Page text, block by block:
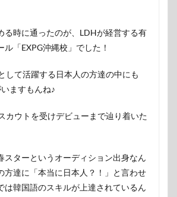
る時に通ったのが、LDHが経営する有
「EXPG沖縄校」でした！
して活躍する日本人の方達の中にも
ますもんね♪
カウトを受けデビューまで辿り着いた
スターというオーディション出身なん
方達に「本当に日本人？！」と言わせ
は韓国語のスキルが上達されているん